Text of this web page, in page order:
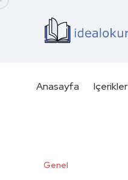
Anasayfa Içerikler
Genel